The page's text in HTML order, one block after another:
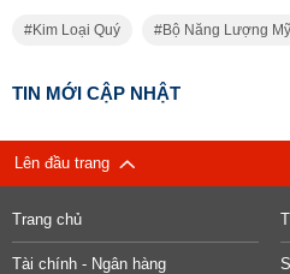
Kim Loại Quý Bộ Năng Lượng Mỹ
TIN MỚI CẬP NHẬT
Lên đầu trang
Trang chủ
Tài chính - Ngân hàng